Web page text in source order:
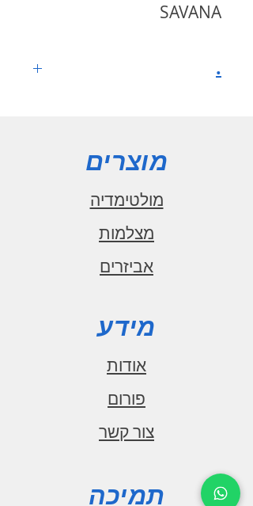
SAVANA
.
מוצרים
מולטימדיה
מצלמות
אביזרים
מידע
אודות
פורום
צור קשר
תמיכה